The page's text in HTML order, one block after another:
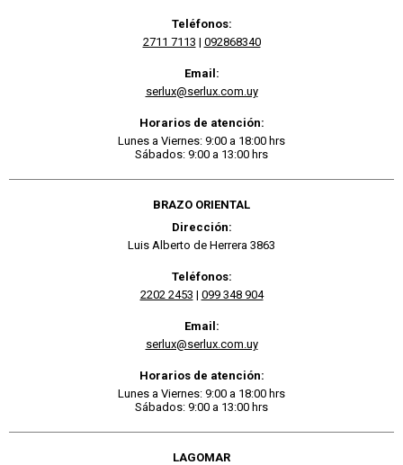
Teléfonos:
2711 7113 | 092868340
Email:
serlux@serlux.com.uy
Horarios de atención:
Lunes a Viernes: 9:00 a 18:00 hrs
Sábados: 9:00 a 13:00 hrs
BRAZO ORIENTAL
Dirección:
Luis Alberto de Herrera 3863
Teléfonos:
2202 2453 | 099 348 904
Email:
serlux@serlux.com.uy
Horarios de atención:
Lunes a Viernes: 9:00 a 18:00 hrs
Sábados: 9:00 a 13:00 hrs
LAGOMAR